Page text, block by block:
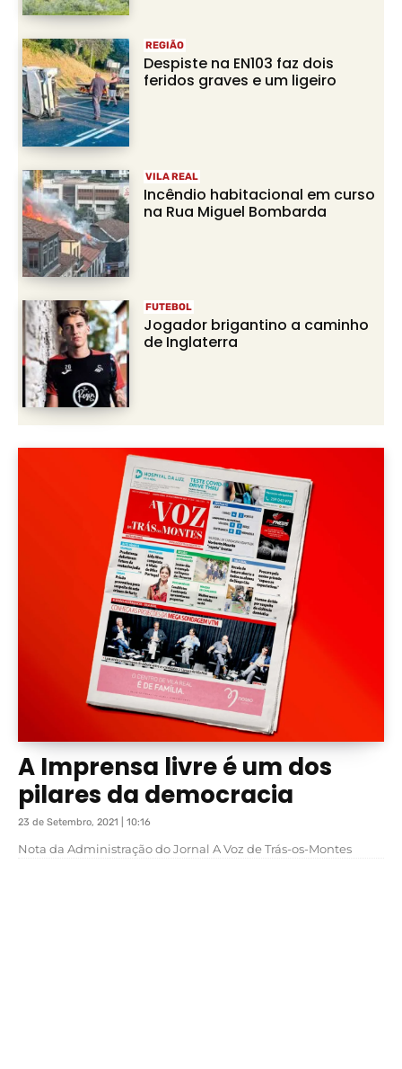
REGIÃO
Despiste na EN103 faz dois
feridos graves e um ligeiro
VILA REAL
Incêndio habitacional em curso
na Rua Miguel Bombarda
FUTEBOL
Jogador brigantino a caminho
de Inglaterra
A Imprensa livre é um dos
pilares da democracia
23 de Setembro, 2021 | 10:16
Nota da Administração do Jornal A Voz de Trás-os-Montes